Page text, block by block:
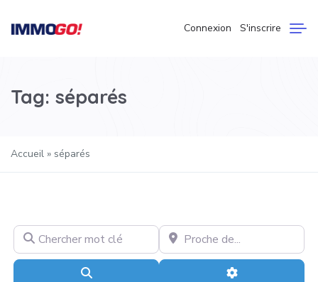
Connexion S'inscrire
Tag: séparés
Accueil » séparés
Chercher mot clé Proche de…
Recherche Advanced